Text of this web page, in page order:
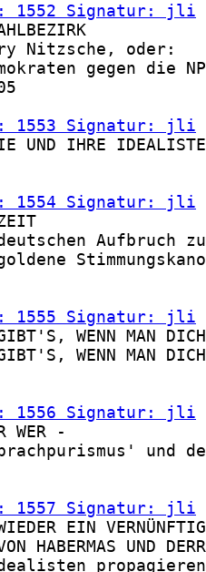
1552 Signatur: jli
Nitzsche, oder:
gegen die
1553 Signatur: jli
UND IHRE
1554 Signatur: jli
Aufbruch
1555 Signatur: jli
WENN MAN
WENN MAN
1556 Signatur: jli
WER -
und
1557 Signatur: jli
EIN
HABERMAS UND